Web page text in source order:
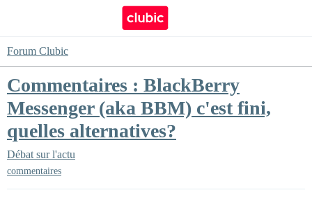
Forum Clubic
Commentaires : BlackBerry
Messenger (aka BBM) c'est fini,
quelles alternatives?
Débat sur l'actu
commentaires